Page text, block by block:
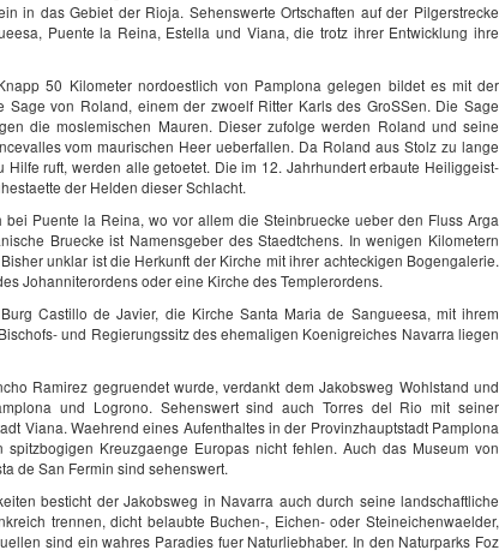
in das Gebiet der Rioja. Sehenswerte Ortschaften auf der Pilgerstrecke
Puente la Reina, Estella und Viana, die trotz ihrer Entwicklung ihre
50 Kilometer nordoestlich von Pamplona gelegen bildet es mit der
von Roland, einem der zwoelf Ritter Karls des GroSSen. Die Sage
die moslemischen Mauren. Dieser zufolge werden Roland und seine
vom maurischen Heer ueberfallen. Da Roland aus Stolz zu lange
ruft, werden alle getoetet. Die im 12. Jahrhundert erbaute Heiliggeist-
der Helden dieser Schlacht.
Puente la Reina, wo vor allem die Steinbruecke ueber den Fluss Arga
Bruecke ist Namensgeber des Staedtchens. In wenigen Kilometern
unklar ist die Herkunft der Kirche mit ihrer achteckigen Bogengalerie.
Johanniterordens oder eine Kirche des Templerordens.
Castillo de Javier, die Kirche Santa Maria de Sangueesa, mit ihrem
und Regierungssitz des ehemaligen Koenigreiches Navarra liegen
Ramirez gegruendet wurde, verdankt dem Jakobsweg Wohlstand und
und Logrono. Sehenswert sind auch Torres del Rio mit seiner
Viana. Waehrend eines Aufenthaltes in der Provinzhauptstadt Pamplona
Kreuzgaenge Europas nicht fehlen. Auch das Museum von
de San Fermin sind sehenswert.
besticht der Jakobsweg in Navarra auch durch seine landschaftliche
trennen, dicht belaubte Buchen-, Eichen- oder Steineichenwaelder,
sind ein wahres Paradies fuer Naturliebhaber. In den Naturparks Foz